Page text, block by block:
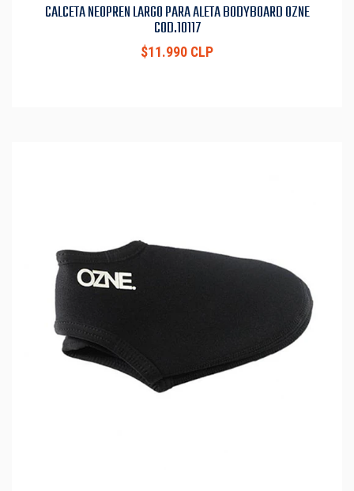
CALCETA NEOPREN LARGO PARA ALETA BODYBOARD OZNE
COD.10117
$11.990 CLP